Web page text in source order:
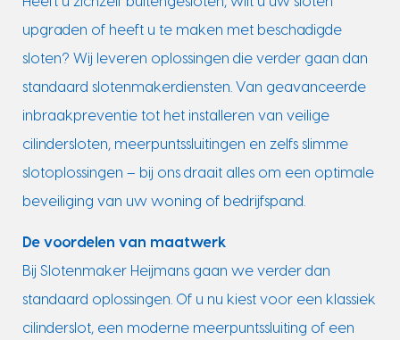
upgraden of heeft u te maken met beschadigde
sloten? Wij leveren oplossingen die verder gaan dan
standaard slotenmakerdiensten. Van geavanceerde
inbraakpreventie tot het installeren van veilige
cilindersloten, meerpuntssluitingen en zelfs slimme
slotoplossingen – bij ons draait alles om een optimale
beveiliging van uw woning of bedrijfspand.
De voordelen van maatwerk
Bij Slotenmaker Heijmans gaan we verder dan
standaard oplossingen. Of u nu kiest voor een klassiek
cilinderslot, een moderne meerpuntssluiting of een